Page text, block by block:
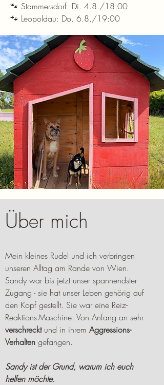
🐾 Stammersdorf: Di. 4.8./18:00
🐾 Leopoldau: Do. 6.8./19:00
Über mich
Mein kleines Rudel und ich verbringen
unseren Alltag am Rande von Wien.
Sandy war bis jetzt unser spannendster
Zugang - sie hat unser Leben gehörig auf
den Kopf gestellt. Sie war eine Reiz-
Reaktions-Maschine. Von Anfang an sehr
verschreckt und in ihrem Aggressions-
Verhalten gefangen.
Sandy ist der Grund, warum ich euch
helfen möchte.